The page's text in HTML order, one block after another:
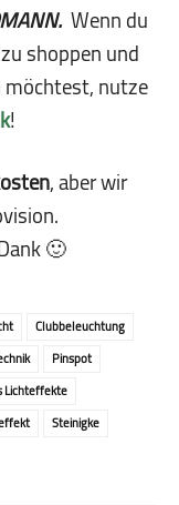
Wenn du
shoppen und
nutze
!
, aber wir
🙂
Clubbeleuchtung
Pinspot
Lichteffekte
Steinigke